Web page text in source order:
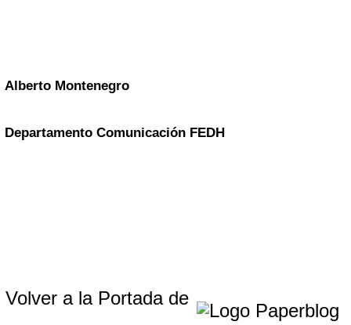
Alberto Montenegro
Departamento Comunicación FEDH
Volver a la Portada de